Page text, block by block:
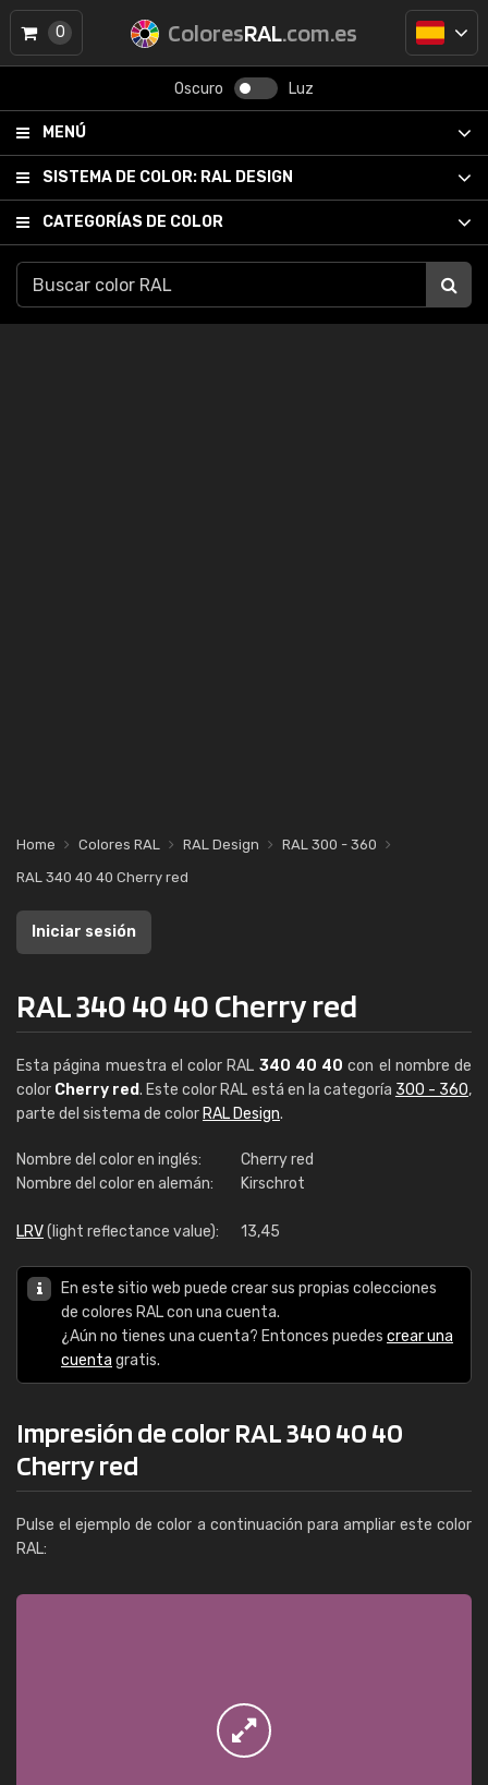
ColoresRAL.com.es
Oscuro Luz
MENÚ
SISTEMA DE COLOR: RAL DESIGN
CATEGORÍAS DE COLOR
0
Home Colores RAL RAL Design
RAL 300 - 360
RAL 340 40 40 Cherry red
Iniciar sesión
RAL 340 40 40 Cherry red
Esta página muestra el color RAL 340 40 40 con el nombre de
color Cherry red. Este color RAL está en la categoría 300 - 360,
parte del sistema de color RAL Design.
Nombre del color en inglés:
Cherry red
Nombre del color en alemán:
Kirschrot
LRV(light reflectance value): 13,45
En este sitio web puede crear sus propias colecciones
de colores RAL con una cuenta.
¿Aún no tienes una cuenta? Entonces puedes crear una
cuenta gratis.
Impresión de color RAL 340 40 40
Cherry red
Pulse el ejemplo de color a continuación para ampliar este color
RAL: